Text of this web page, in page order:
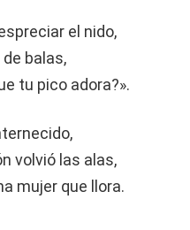
el nido,
balas,
tu pico adora?».
volvió las alas,
mujer que llora.